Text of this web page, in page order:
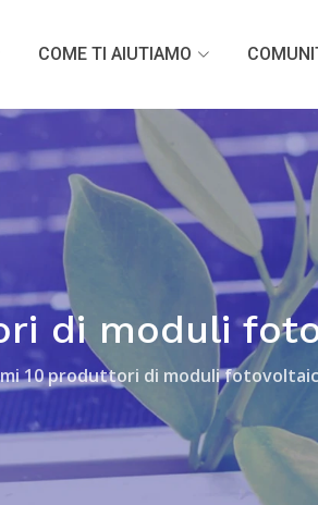
COME TI AIUTIAMO
di moduli
10 produttori di moduli